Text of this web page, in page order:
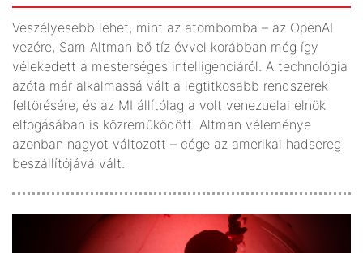
Veszélyesebb lehet, mint az atombomba – az OpenAI
vezére, Sam Altman bő tíz évvel korábban még így
vélekedett a mesterséges intelligenciáról. A technológia
azóta már alkalmassá vált a legtitkosabb rendszerek
feltörésére, és az MI állítólag a volt venezuelai elnök
elfogásában is közreműködött. Altman véleménye
azonban nagyot változott – cége az amerikai hadsereg
beszállítójává vált.